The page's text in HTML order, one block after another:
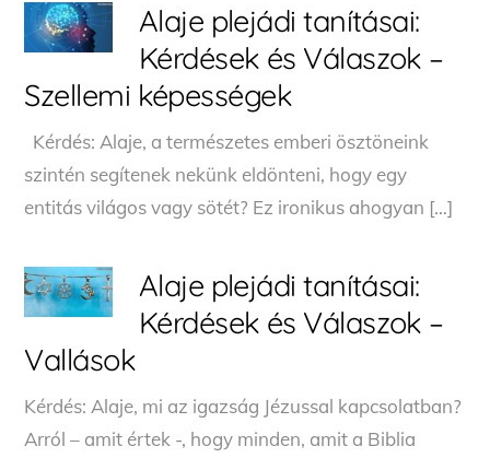
Alaje plejádi tanításai:
Kérdések és Válaszok –
Szellemi képességek
Kérdés: Alaje, a természetes emberi ösztöneink
szintén segítenek nekünk eldönteni, hogy egy
entitás világos vagy sötét? Ez ironikus ahogyan […]
Alaje plejádi tanításai:
Kérdések és Válaszok –
Vallások
Kérdés: Alaje, mi az igazság Jézussal kapcsolatban?
Arról – amit értek -, hogy minden, amit a Biblia